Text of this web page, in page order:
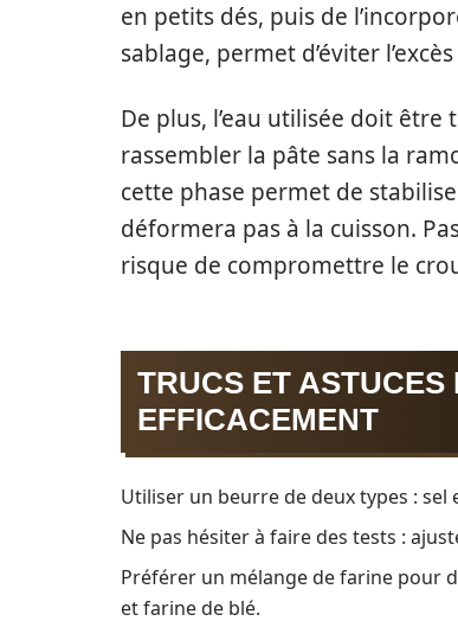
en petits dés, puis de
sablage, permet d’éviter
De plus, l’eau utilisée doit
rassembler la pâte sans la
cette phase permet de
déformera pas à la cuisson.
risque de compromettre le
TRUCS ET
EFFICACEMENT
Utiliser un beurre de deux types :
Ne pas hésiter à faire des tests :
Préférer un mélange de farine pour
et farine de blé.